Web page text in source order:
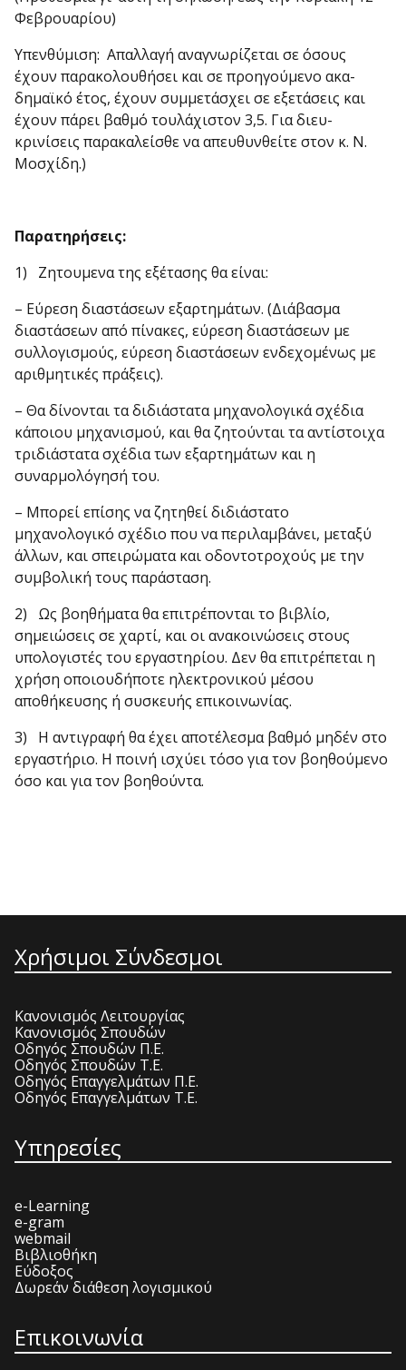
Φεβρουαρίου)
Υπενθύμιση: Απαλλαγή αναγνωρίζεται σε όσους
έχουν παρακολουθήσει και σε προηγούμενο ακα­
δημαϊκό έτος, έχουν συμμετάσχει σε εξετάσεις και
έχουν πάρει βαθμό τουλάχιστον 3,5. Για διευ­
κρινίσεις παρακαλείσθε να απευθυνθείτε στον κ. Ν.
Μοσχίδη.)
Παρατηρήσεις:
1) Ζητουμενα της εξέτασης θα είναι:
– Εύρεση διαστάσεων εξαρτημάτων. (Διάβασμα
διαστάσεων από πίνακες, εύρεση διαστά­σεων με
συλλογισμούς, εύρεση διαστάσεων ενδεχομένως με
αριθμητικές πράξεις).
– Θα δίνονται τα διδιάστατα μηχανολογικά σχέδια
κάποιου μηχανισμού, και θα ζητούνται τα αντίστοιχα
τριδιάστατα σχέδια των εξαρτημάτων και η
συναρμολόγησή του.
– Μπορεί επίσης να ζητηθεί διδιάστατο
μηχανολογικό σχέδιο που να περιλαμβάνει, μεταξύ
άλλων, και σπειρώματα και οδοντοτροχούς με την
συμβολική τους παράσταση.
2) Ως βοηθήματα θα επιτρέπονται το βιβλίο,
σημειώσεις σε χαρτί, και οι ανακοινώσεις στους
υπολογιστές του εργαστηρίου. Δεν θα επιτρέπεται η
χρήση οποιουδήποτε ηλεκτρονι­κού μέσου
αποθήκευσης ή συσκευής επικοινωνίας.
3) Η αντιγραφή θα έχει αποτέλεσμα βαθμό μηδέν στο
εργαστήριο. Η ποινή ισχύει τόσο για τον βοηθούμενο
όσο και για τον βοηθούντα.
Χρήσιμοι Σύνδεσμοι
Κανονισμός Λειτουργίας
Κανονισμός Σπουδών
Οδηγός Σπουδών Π.Ε.
Οδηγός Σπουδών Τ.Ε.
Οδηγός Επαγγελμάτων Π.Ε.
Οδηγός Επαγγελμάτων Τ.Ε.
Υπηρεσίες
e-Learning
e-gram
webmail
Βιβλιοθήκη
Εύδοξος
Δωρεάν διάθεση λογισμικού
Επικοινωνία